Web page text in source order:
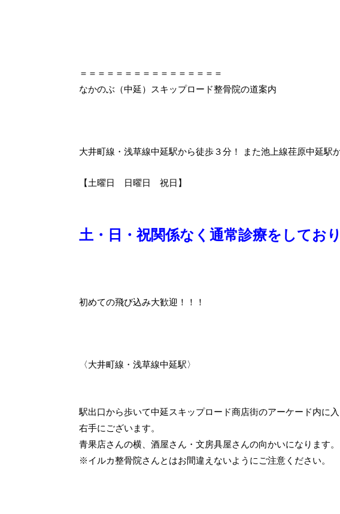
＝＝＝＝＝＝＝＝＝＝＝＝＝＝＝＝
なかのぶ（中延）スキップロード整骨院の道案内
大井町線・浅草線中延駅から徒歩３分！ また池上線荏原中延駅
【土曜日 日曜日 祝日】
土・日・祝関係なく通常診療をしてお
初めての飛び込み大歓迎！！！
〈大井町線・浅草線中延駅〉
駅出口から歩いて中延スキップロード商店街のアーケード内に
右手にございます。
青果店さんの横、酒屋さん・文房具屋さんの向かいになります。
※イルカ整骨院さんとはお間違えないようにご注意ください。